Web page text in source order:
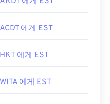
ACDT 에게 EST
HKT 에게 EST
WITA 에게 EST